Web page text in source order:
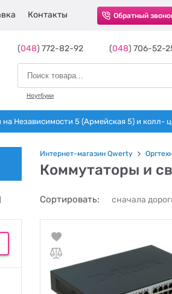
Контакты Обратный
(048) 772-82-92 (048) 706-52-
Ноутбуки
на Независимости 5 (Армейская 5) и колл-
Интернет-магазин Qwerty
Коммутаторы и
Сортировать: сначала